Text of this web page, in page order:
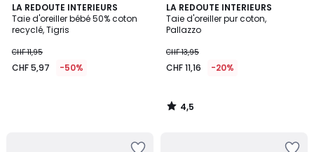
LA REDOUTE INTERIEURS
Taie d'oreiller bébé 50% coton
recyclé, Tigris
CHF 11,95
CHF 5,97 -50%
LA REDOUTE INTERIEURS
Taie d'oreiller pur coton,
Pallazzo
CHF 13,95
CHF 11,16 -20%
4,5
/ 5
4,5
/